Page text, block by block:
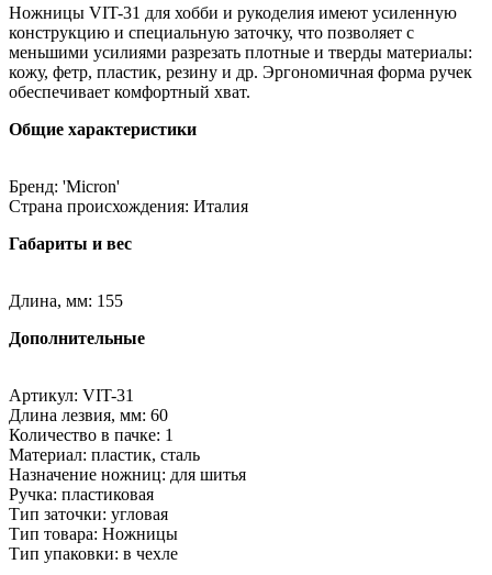
Ножницы VIT-31 для хобби и рукоделия имеют усиленную
конструкцию и специальную заточку, что позволяет с
меньшими усилиями разрезать плотные и тверды материалы:
кожу, фетр, пластик, резину и др. Эргономичная форма ручек
обеспечивает комфортный хват.
Общие характеристики
Бренд: 'Micron'
Страна происхождения: Италия
Габариты и вес
Длина, мм: 155
Дополнительные
Артикул: VIT-31
Длина лезвия, мм: 60
Количество в пачке: 1
Материал: пластик, сталь
Назначение ножниц: для шитья
Ручка: пластиковая
Тип заточки: угловая
Тип товара: Ножницы
Тип упаковки: в чехле